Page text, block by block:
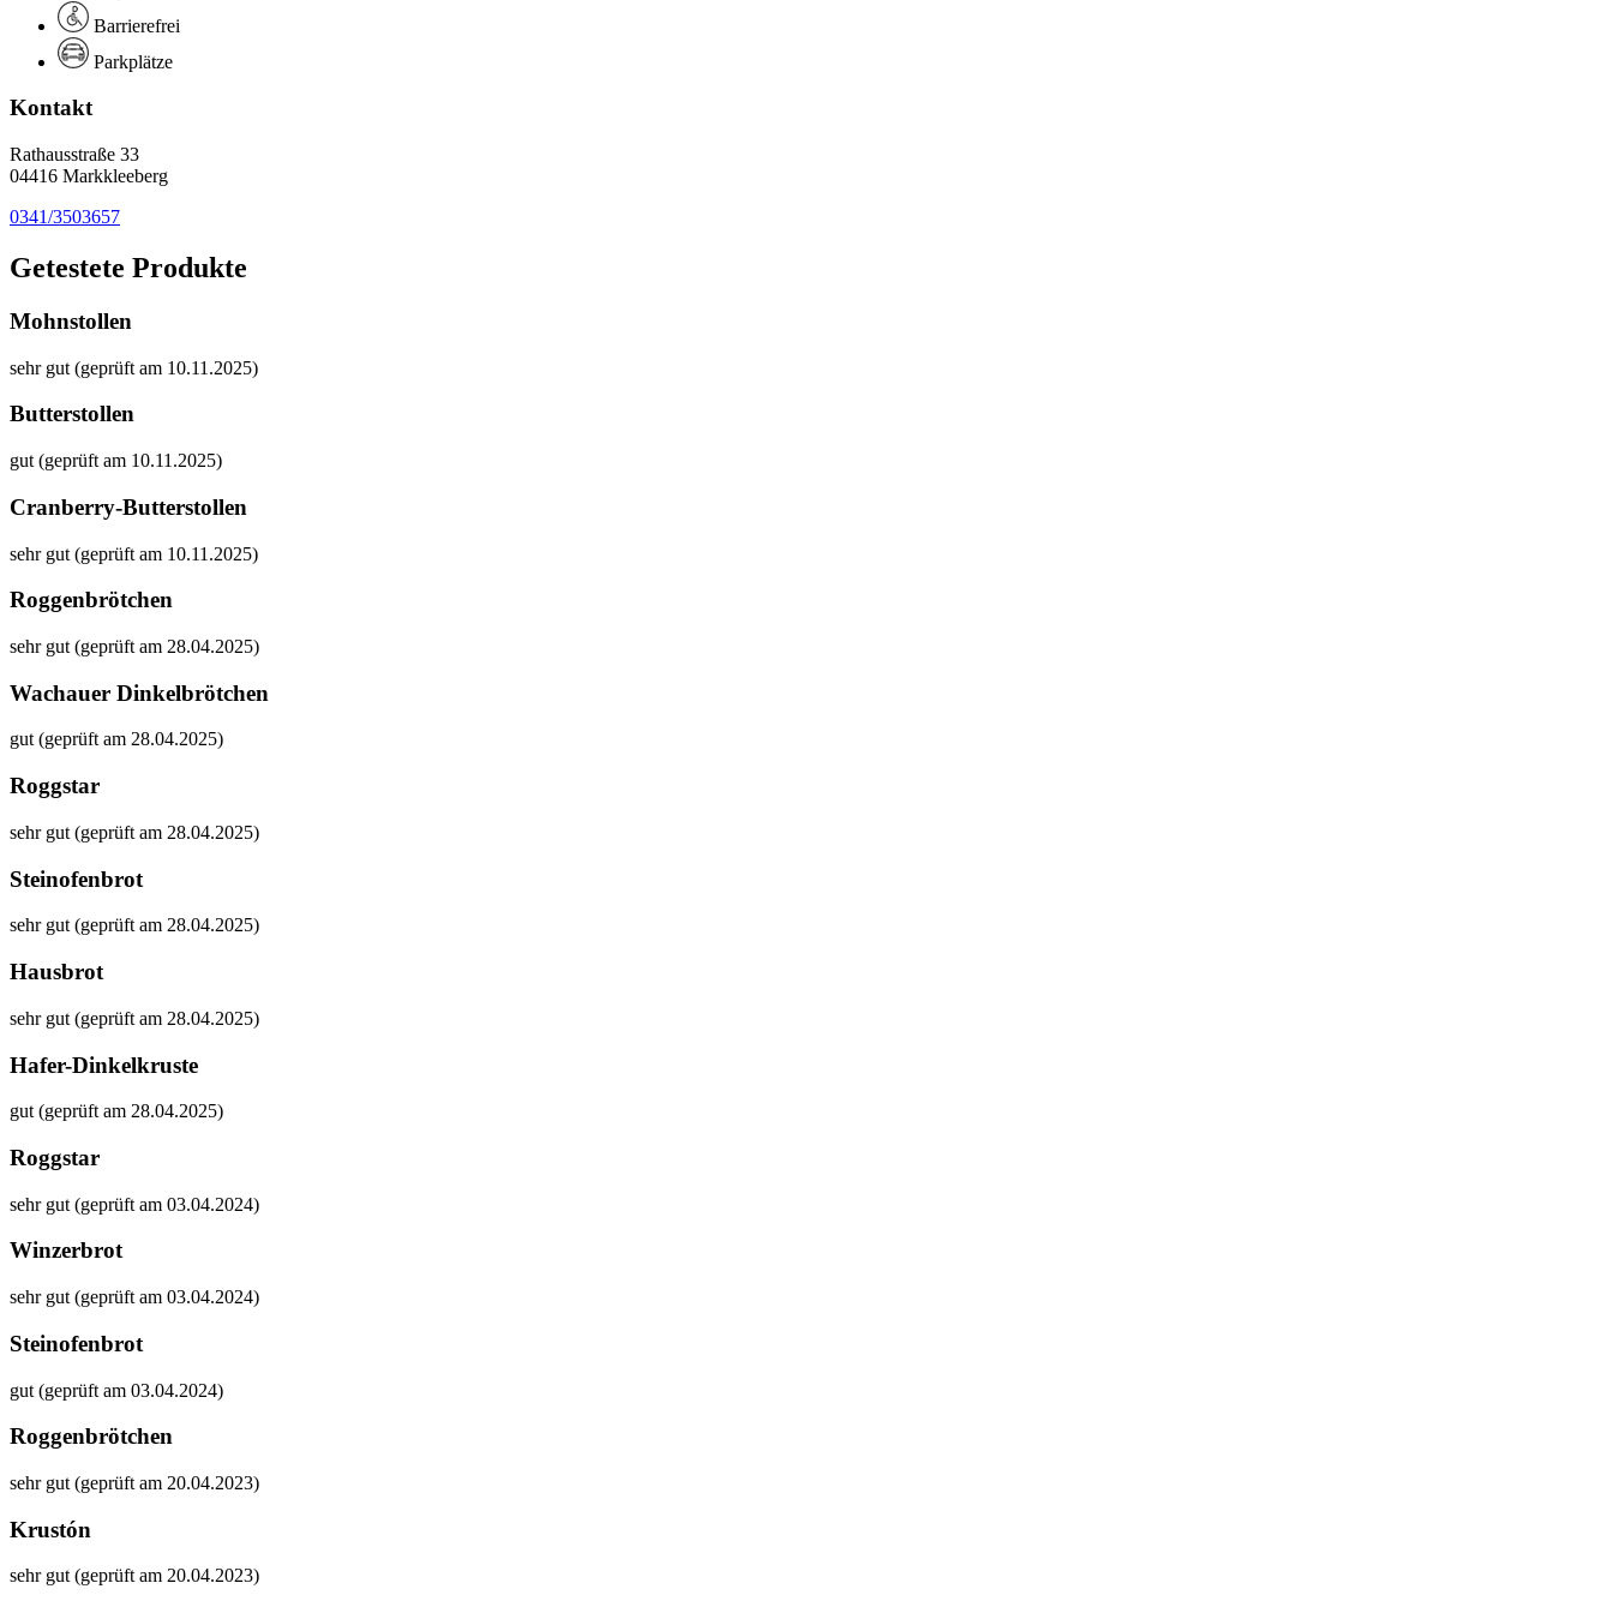
Barrierefrei
Parkplätze
Kontakt
Rathausstraße 33
04416 Markkleeberg
0341/3503657
Getestete Produkte
Mohnstollen
sehr gut (geprüft am 10.11.2025)
Butterstollen
gut (geprüft am 10.11.2025)
Cranberry-Butterstollen
sehr gut (geprüft am 10.11.2025)
Roggenbrötchen
sehr gut (geprüft am 28.04.2025)
Wachauer Dinkelbrötchen
gut (geprüft am 28.04.2025)
Roggstar
sehr gut (geprüft am 28.04.2025)
Steinofenbrot
sehr gut (geprüft am 28.04.2025)
Hausbrot
sehr gut (geprüft am 28.04.2025)
Hafer-Dinkelkruste
gut (geprüft am 28.04.2025)
Roggstar
sehr gut (geprüft am 03.04.2024)
Winzerbrot
sehr gut (geprüft am 03.04.2024)
Steinofenbrot
gut (geprüft am 03.04.2024)
Roggenbrötchen
sehr gut (geprüft am 20.04.2023)
Krustón
sehr gut (geprüft am 20.04.2023)